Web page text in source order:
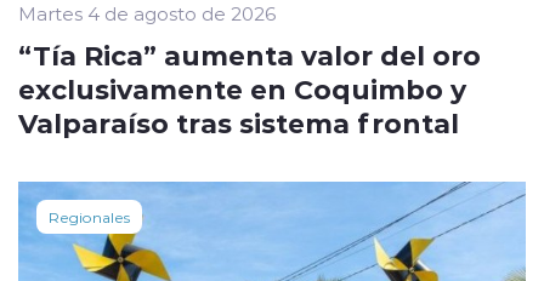
Martes 4 de agosto de 2026
“Tía Rica” aumenta valor del oro
exclusivamente en Coquimbo y
Valparaíso tras sistema frontal
Regionales